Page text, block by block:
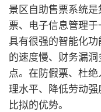
景区自助售票系统
票、电子信息管理
具有很强的智能化
的速度慢、财务漏
点。在防假票、杜
理水平、降低劳动
比拟的优势。